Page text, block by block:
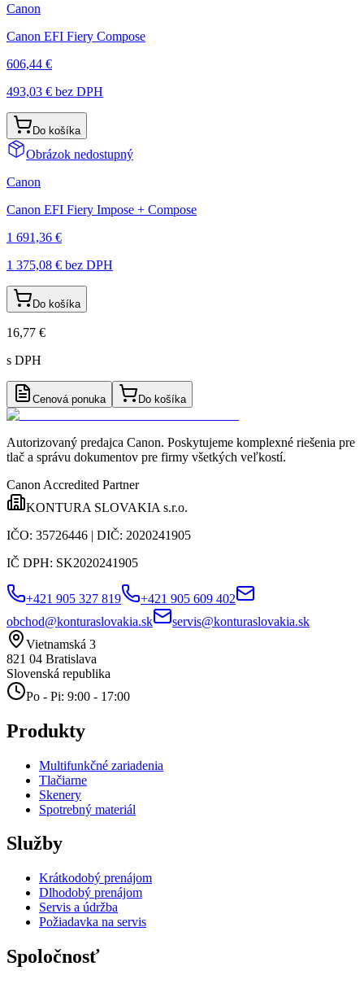
Canon
Canon EFI Fiery Compose
606,44 €
493,03 € bez DPH
Do košíka
Obrázok nedostupný
Canon
Canon EFI Fiery Impose + Compose
1 691,36 €
1 375,08 € bez DPH
Do košíka
16,77 €
s DPH
Cenová ponuka Do košíka
Autorizovaný predajca Canon. Poskytujeme komplexné riešenia pre
tlač a správu dokumentov pre firmy všetkých veľkostí.
Canon Accredited Partner
KONTURA SLOVAKIA s.r.o.
IČO: 35726446 | DIČ: 2020241905
IČ DPH: SK2020241905
+421 905 327 819
+421 905 609 402
obchod@konturaslovakia.sk
servis@konturaslovakia.sk
Vietnamská 3
821 04 Bratislava
Slovenská republika
Po - Pi: 9:00 - 17:00
Produkty
Multifunkčné zariadenia
Tlačiarne
Skenery
Spotrebný materiál
Služby
Krátkodobý prenájom
Dlhodobý prenájom
Servis a údržba
Požiadavka na servis
Spoločnosť